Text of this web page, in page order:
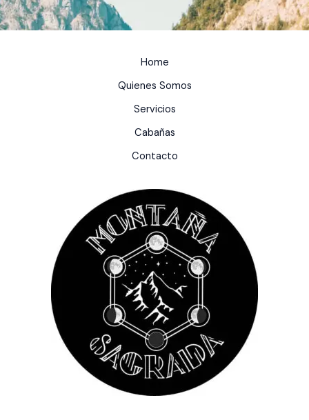
Home
Quienes Somos
Servicios
Cabañas
Contacto